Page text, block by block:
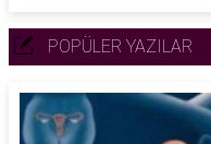
POPÜLER YAZILAR